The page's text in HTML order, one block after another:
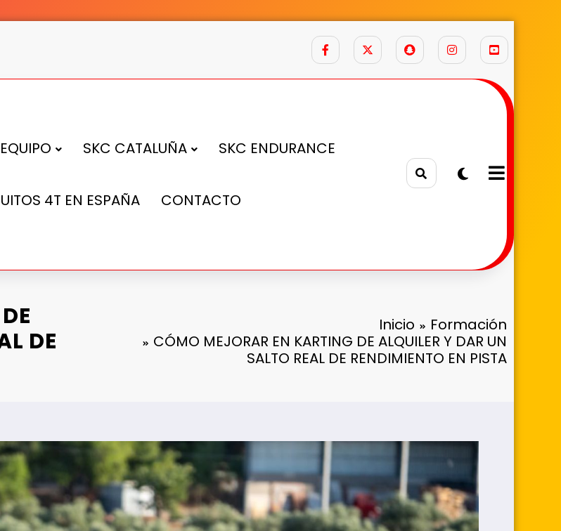
SKC CATALUÑA SKC ENDURANCE
4T EN ESPAÑA CONTACTO
DE
Inicio
Formación
CÓMO MEJORAR EN KARTING DE ALQUILER Y DAR UN
SALTO REAL DE RENDIMIENTO EN PISTA